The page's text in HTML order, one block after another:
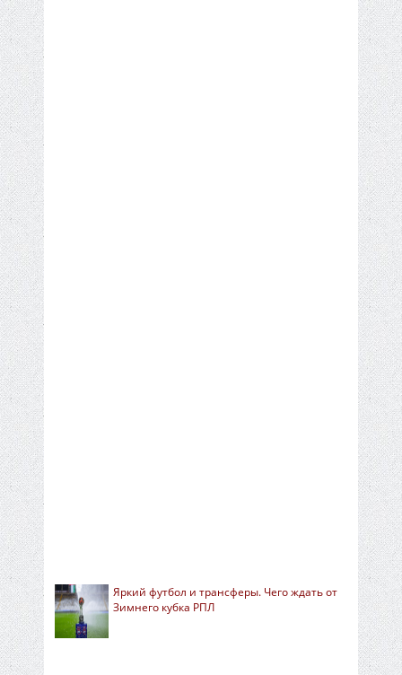
Яркий футбол и трансферы. Чего ждать от
Зимнего кубка РПЛ